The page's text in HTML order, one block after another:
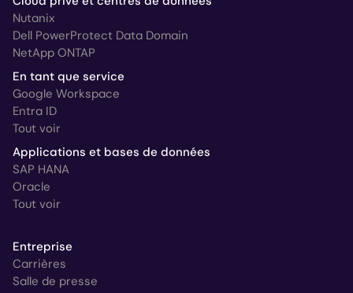
Nutanix
Dell PowerProtect Data Domain
NetApp ONTAP
En tant que service
Google Workspace
Entra ID
Tout voir
Applications et bases de données
SAP HANA
Oracle
Tout voir
Entreprise
Carrières
Salle de presse